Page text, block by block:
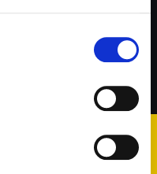
CCCFNC66P18H294J